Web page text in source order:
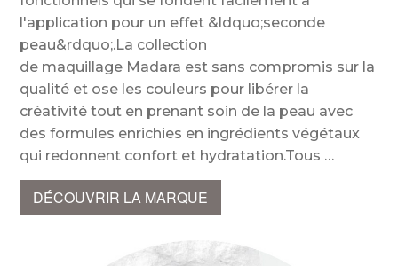
l'application pour un effet &ldquo;seconde
peau&rdquo;.La collection
de maquillage Madara est sans compromis sur la
qualité et ose les couleurs pour libérer la
créativité tout en prenant soin de la peau avec
des formules enrichies en ingrédients végétaux
qui redonnent confort et hydratation.Tous
DÉCOUVRIR LA MARQUE